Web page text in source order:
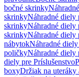
bočné skrinky
skrinkyNáhradné diely
skrinkyNáhradné diely
skrinkyNáhradné diely
nábytokNáhradné
poličkyNáhradné diely
diely pre Príslušenstvo
boxyDržiak na uteráky